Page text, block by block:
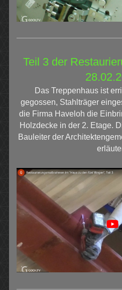
Teil 3 der
Das Treppenhaus ist
gegossen, Stahlträger
die Firma Haveloh die
Holzdecke in der 2. Etage.
Bauleiter der